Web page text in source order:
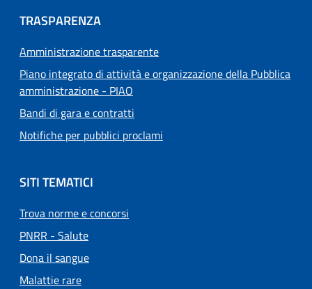
TRASPARENZA
Amministrazione trasparente
Piano integrato di attività e organizzazione della Pubblica
amministrazione - PIAO
Bandi di gara e contratti
Notifiche per pubblici proclami
SITI TEMATICI
Trova norme e concorsi
PNRR - Salute
Dona il sangue
Malattie rare